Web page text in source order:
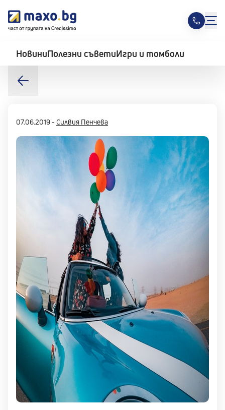
НовиниПолезни съветиИгри и томболи
07.06.2019 - Силвия Пенчева